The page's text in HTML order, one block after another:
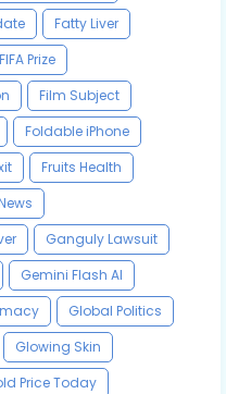
Fatty Liver
FIFA Prize
Film Subject
Foldable iPhone
Fruits Health
Ganguly Lawsuit
Gemini Flash AI
Global Politics
Glowing Skin
Price Today